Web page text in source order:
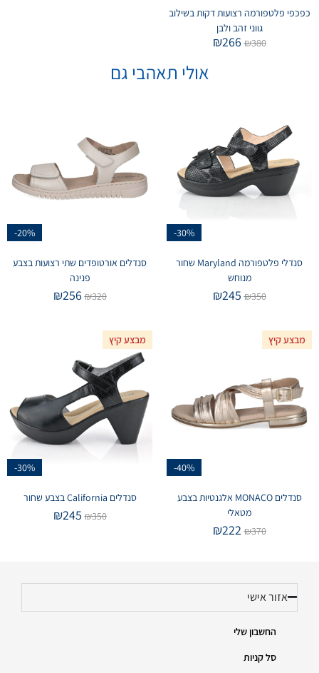
כפכפי פלטפורמה רצועות דקות בשילוב
גווני זהב ולבן
₪380
₪266
אולי תאהבי גם
-30%
סנדלי פלטפורמה Maryland שחור
מנוחש
₪350
₪245
-20%
סנדלים אורטופדים שתי רצועות בצבע
פנינה
₪320
₪256
מבצע קיץ
-40%
סנדלים MONACO אלגנטיות בצבע
מטאלי
₪370
₪222
מבצע קיץ
-30%
סנדלים California בצבע שחור
₪350
₪245
אזור אישי
החשבון שלי
סל קניות